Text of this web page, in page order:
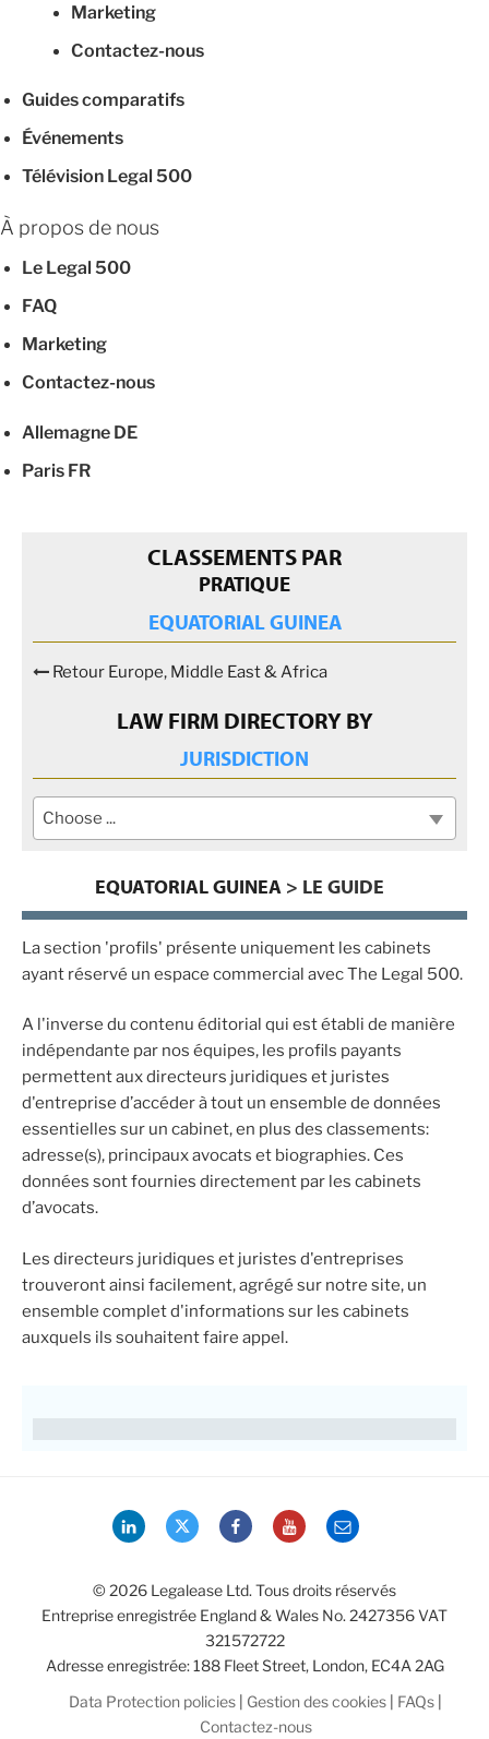
Marketing
Contactez-nous
Guides comparatifs
Événements
Télévision Legal 500
À propos de nous
Le Legal 500
FAQ
Marketing
Contactez-nous
Allemagne DE
Paris FR
CLASSEMENTS PAR
PRATIQUE
EQUATORIAL GUINEA
Retour Europe, Middle East & Africa
LAW FIRM DIRECTORY BY
JURISDICTION
Choose ...
EQUATORIAL GUINEA> LE GUIDE
La section 'profils' présente uniquement les cabinets
ayant réservé un espace commercial avec The Legal 500.
A l'inverse du contenu éditorial qui est établi de manière
indépendante par nos équipes, les profils payants
permettent aux directeurs juridiques et juristes
d'entreprise d’accéder à tout un ensemble de données
essentielles sur un cabinet, en plus des classements:
adresse(s), principaux avocats et biographies. Ces
données sont fournies directement par les cabinets
d’avocats.
Les directeurs juridiques et juristes d'entreprises
trouveront ainsi facilement, agrégé sur notre site, un
ensemble complet d'informations sur les cabinets
auxquels ils souhaitent faire appel.
LinkedInTwitter FacebookYouTubeEmail
© 2026 Legalease Ltd. Tous droits réservés
Entreprise enregistrée England & Wales No. 2427356 VAT
321572722
Adresse enregistrée: 188 Fleet Street, London, EC4A 2AG
Data Protection policies
Gestion des cookies FAQs
Contactez-nous